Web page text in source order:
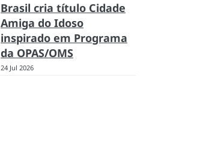
Brasil cria título Cidade
Amiga do Idoso
inspirado em Programa
da OPAS/OMS
24 Jul 2026